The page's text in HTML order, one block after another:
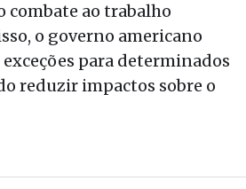
combate ao trabalho
o governo americano
para determinados
reduzir impactos sobre o